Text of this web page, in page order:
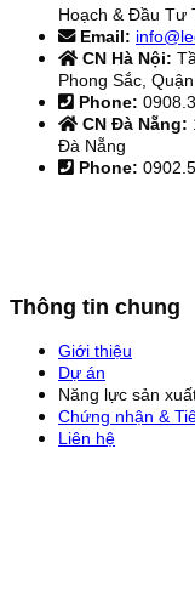
Hoạch & Đầu Tư
Email:
CN Hà Nội:
Phong Sắc,
Phone:
CN Đà Nẵng:
Đà Nẵng
Phone:
Thông tin chung
Giới thiệu
Dự án
Năng lực sản
Chứng nhận &
Liên hệ